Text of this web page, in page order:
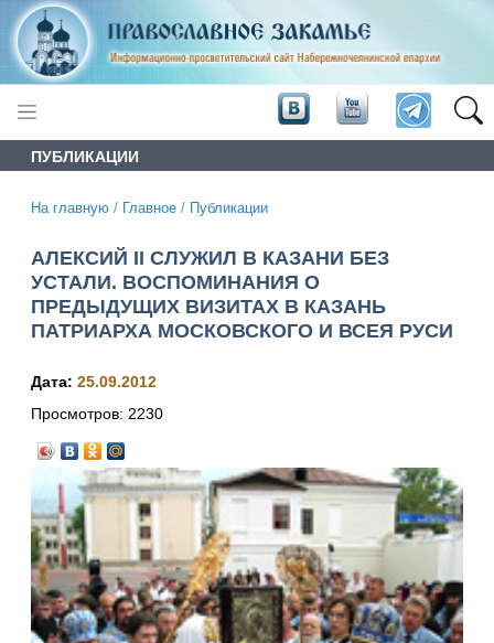
ПУБЛИКАЦИИ
На главную / Главное / Публикации
АЛЕКСИЙ II СЛУЖИЛ В КАЗАНИ БЕЗ
УСТАЛИ. ВОСПОМИНАНИЯ О
ПРЕДЫДУЩИХ ВИЗИТАХ В КАЗАНЬ
ПАТРИАРХА МОСКОВСКОГО И ВСЕЯ РУСИ
Дата: 25.09.2012
Просмотров: 2230